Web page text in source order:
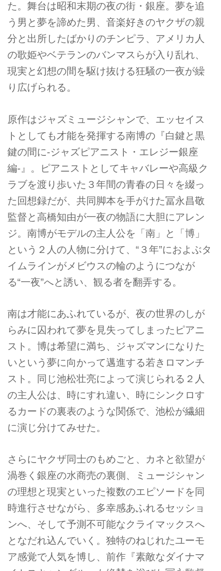
た。舞台は昭和末期の夜の街・銀座。夢を追
う男と夢を諦めた男、音楽好きのヤクザの親
分と出所したばかりのチンピラ、アメリカ人
の歌姫やベテランのバンマスらが入り乱れ、
現実と幻想の間を駆け抜ける狂騒の一夜が繰
り広げられる。
原作はジャズミュージシャンで、エッセイス
トとしても才能を発揮する南博の『白鍵と黒
鍵の間に-ジャズピアニスト・エレジー銀座
編-』。ピアニストとしてキャバレーや高級ク
ラブを渡り歩いた３年間の青春の日々を綴っ
た回想録だが、共同脚本を手がけた冨永昌敬
監督と高橋知由が一夜の物語に大胆にアレン
ジ。南博がモデルの主人公を「南」と「博」
という２人の人物に分けて、“３年”におよぶタ
イムラインがメビウスの輪のようにつなが
る“一夜”へと誘い、観る者を翻弄する。
南は才能にあふれているが、夜の世界のしが
らみに囚われて夢を見失ってしまったピアニ
スト。博は希望に満ち、ジャズマンになりた
いという夢に向かって邁進する若きロマンチ
スト。同じ池松壮亮によって演じられる２人
の主人公は、時にすれ違い、時にシンクロす
るカードの裏表のような関係で、池松が繊細
に演じ分けてみせた。
さらにヤクザ同士のもめごと、カネと欲望が
渦巻く銀座の水商売の裏側、ミュージシャン
の理想と現実といった複数のエピソードを同
時進行させながら、多幸感あふれるセッショ
ンへ、そして予測不可能なクライマックスへ
となだれ込んでいく。独特のねじれたユーモ
ア感覚で人気を博し、前作『素敵なダイナマ